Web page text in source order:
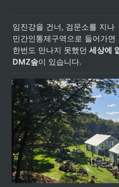
임진강을 건너, 검문소를 지나
민간인통제구역으로 들어가면
한번도 만나지 못했던 세상에
DMZ숲이 있습니다.